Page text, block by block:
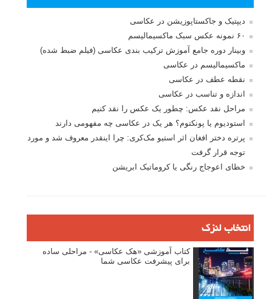
دیپتیک و جاکستا‌پوزیشن در عکاسی
۶۰ نمونه عکس سبک ماکسیمالیسم
وبینار دوره جامع آموزش ترکیب بندی عکاسی (فیلم ضبط شده)
ماکسیمالیسم در عکاسی
نقطه عطف در عکاسی
اندازه و تناسب در عکاسی
مراحل نقد عکس: چطور یک عکس را نقد کنیم
استودیوم یا پونکتوم؟ هر یک در عکاسی چه مفهومی دارند
پرتره دختر افغان اثر استیو مک‌کری: چرا اینقدر معروف شد و مورد
توجه قرار گرفت
خطای اعوجاج رنگی یا کروماتیک ابریشن
انتخاب لنزک
کتاب آموزشی «هک عکاسی» - مراحلی ساده
برای پیشرفت عکاسی شما